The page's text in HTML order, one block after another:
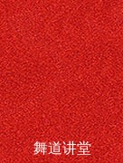
舞道讲堂